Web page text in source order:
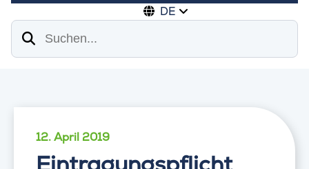
DE
Suchen
12. April 2019